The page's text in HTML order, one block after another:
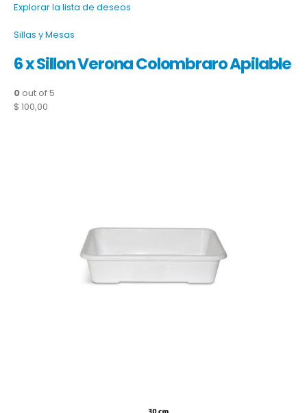
Explorar la lista de deseos
Sillas y Mesas
6 x Sillon Verona Colombraro Apilable
0 out of 5
$ 100,00